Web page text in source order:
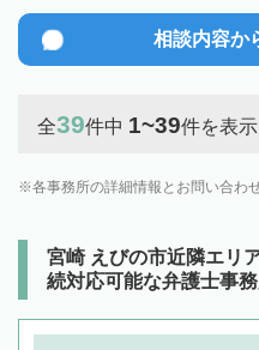
相談内容か
全39件中 1~39件を表示
各事務所の詳細情報とお問い合わ
宮崎 えびの市近隣エリ
続対応可能な弁護士事